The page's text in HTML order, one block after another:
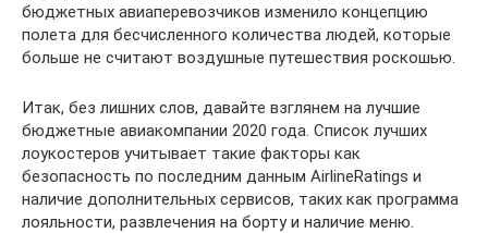
бюджетных авиаперевозчиков изменило концепцию
полета для бесчисленного количества людей, которые
больше не считают воздушные путешествия роскошью.
Итак, без лишних слов, давайте взглянем на лучшие
бюджетные авиакомпании 2020 года. Список лучших
лоукостеров учитывает такие факторы как
безопасность по последним данным AirlineRatings и
наличие дополнительных сервисов, таких как программа
лояльности, развлечения на борту и наличие меню.